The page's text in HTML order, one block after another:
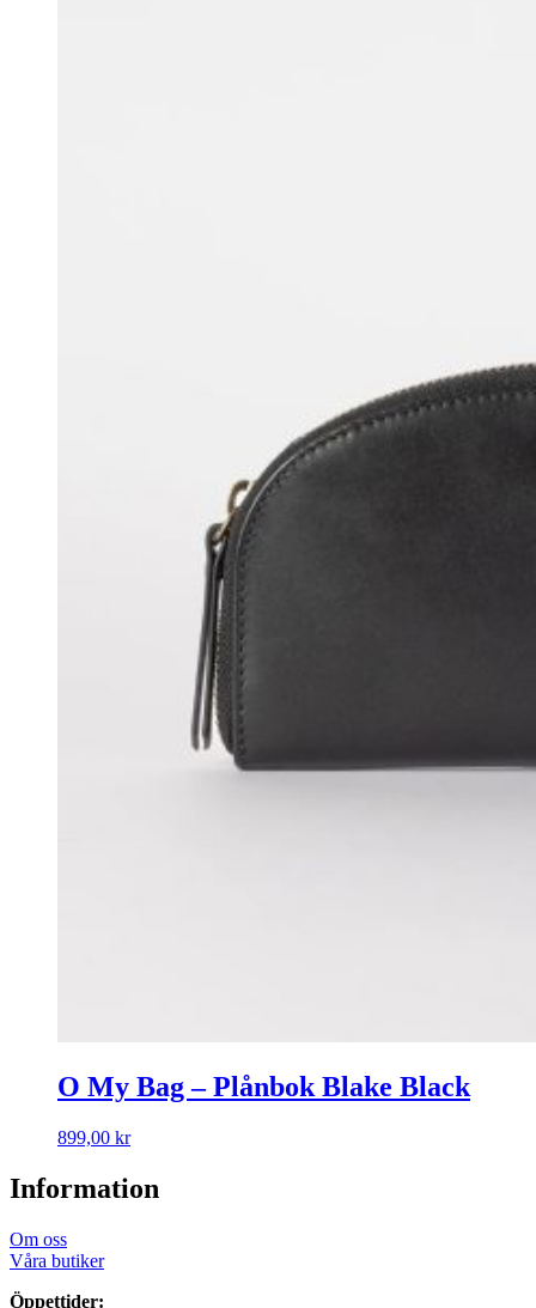
O My Bag – Plånbok Blake Black
899,00 kr
Information
Om oss
Våra butiker
Öppettider: